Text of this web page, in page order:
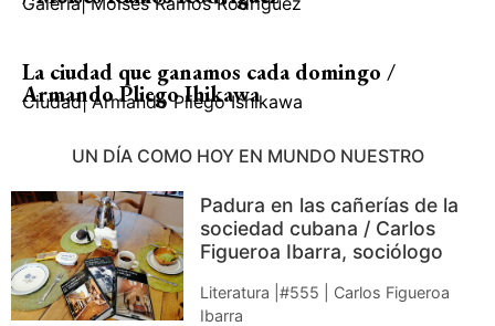
La ciudad que ganamos cada domingo /
Armando Pliego Ihikawa
Ciudad| Armando Pliego Ishikawa
UN DÍA COMO HOY EN MUNDO NUESTRO
Padura en las cañerías de la
sociedad cubana / Carlos
Figueroa Ibarra, sociólogo
Literatura |#555 | Carlos Figueroa
Ibarra